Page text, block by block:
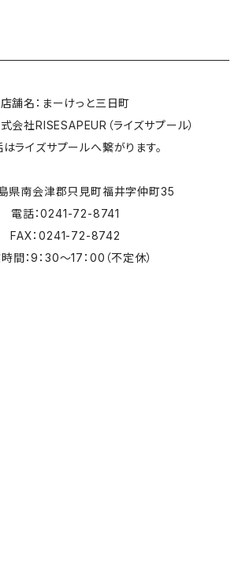
店舗名：まーけっと三日町
会社RISESAPEUR（ライズサプール）
ライズサプールへ繋がります。
県南会津郡只見町福井字仲町35
電話：0241-72-8741
FAX：0241-72-8742
間：9：30～17：00（不定休）